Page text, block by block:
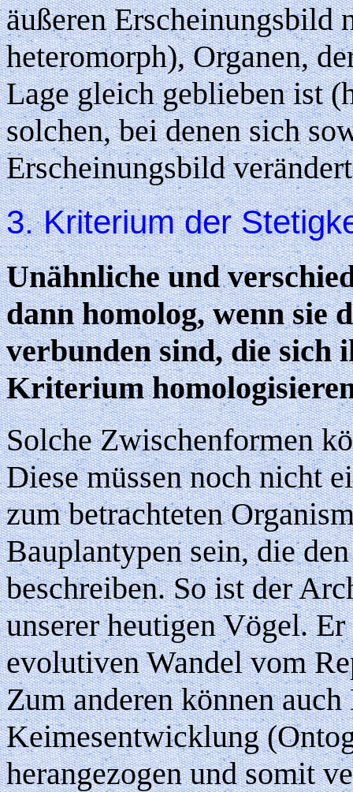
äußeren Erscheinungsbild
heteromorph), Organen,
Lage gleich geblieben ist
solchen, bei denen sich
Erscheinungsbild
3. Kriterium der
Unähnliche und
dann homolog, wenn sie
verbunden sind, die sich
Kriterium
Solche Zwischenformen
Diese müssen noch nicht
zum betrachteten
Bauplantypen sein, die
beschreiben. So ist der
unserer heutigen Vögel.
evolutiven Wandel vom
Zum anderen können
Keimesentwicklung
herangezogen und somit